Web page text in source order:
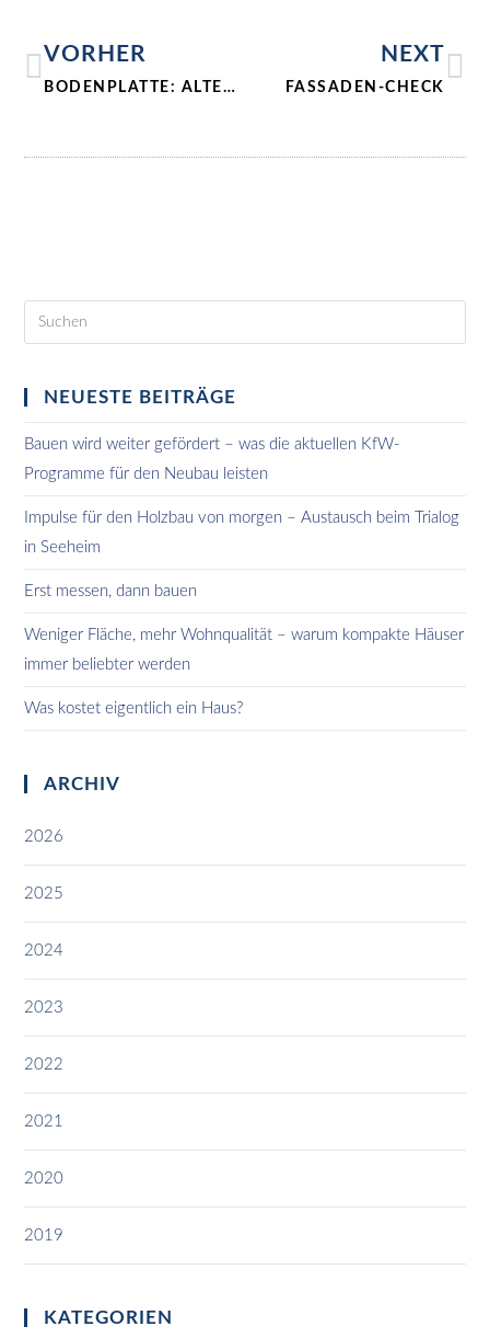
VORHER
BODENPLATTE: ALTERNATIVEN ZUM BETON
NEXT
FASSADEN-CHECK
NEUESTE BEITRÄGE
Bauen wird weiter gefördert – was die aktuellen KfW-
Programme für den Neubau leisten
Impulse für den Holzbau von morgen – Austausch beim Trialog
in Seeheim
Erst messen, dann bauen
Weniger Fläche, mehr Wohnqualität – warum kompakte Häuser
immer beliebter werden
Was kostet eigentlich ein Haus?
ARCHIV
2026
2025
2024
2023
2022
2021
2020
2019
KATEGORIEN